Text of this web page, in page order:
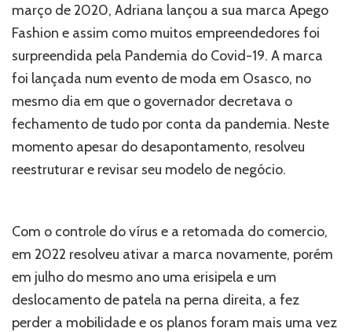
março de 2020, Adriana lançou a sua marca Apego
Fashion e assim como muitos empreendedores foi
surpreendida pela Pandemia do Covid-19. A marca
foi lançada num evento de moda em Osasco, no
mesmo dia em que o governador decretava o
fechamento de tudo por conta da pandemia. Neste
momento apesar do desapontamento, resolveu
reestruturar e revisar seu modelo de negócio.
Com o controle do vírus e a retomada do comercio,
em 2022 resolveu ativar a marca novamente, porém
em julho do mesmo ano uma erisipela e um
deslocamento de patela na perna direita, a fez
perder a mobilidade e os planos foram mais uma vez